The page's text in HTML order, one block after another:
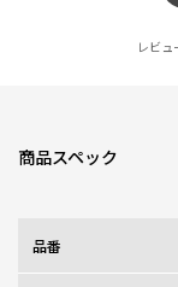
ですが、簡単にお餅が
ンジしてみようと思いま
レビ
商品スペック
品番